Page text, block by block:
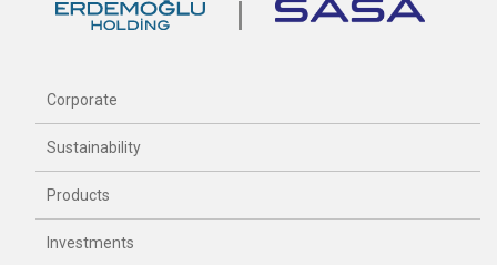
Corporate
Sustainability
Products
Investments